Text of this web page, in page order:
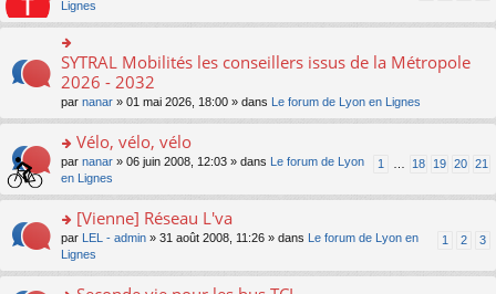
ré
c
e
nt
s
ré
c
e
o
n
lu
le
pl
u
s
ré
c
e
nt
g
n
o
n
lu
pl
u
s
ré
c
e
nt
le
m
e
s
s
g
n
o
n
lu
pl
u
s
ré
s
ult
er
le
m
e
s
s
g
o
n
lu
le
Lignes
o
n
ult
er
le
m
e
s
a
g
e
n
SYTRAL Mobilités les conseillers issus de la Métropole
2026 - 2032
par nanar » 01 mai 2026, 18:00 » dans Le forum de Lyon en Lignes
o
n
s
er
le
m
e
Vélo, vélo, vélo
1 18 19 20 21
par nanar » 06 juin 2008, 12:03 » dans
Le forum de Lyon
en Lignes
o
s
[Vienne] Réseau L'va
1 2 3
par LEL - admin » 31 août 2008, 11:26 » dans
Le forum de Lyon en
Lignes